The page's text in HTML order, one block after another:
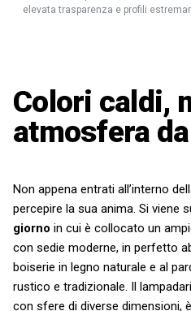
elevata trasparenza e profili
Colori caldi,
atmosfera
Non appena entrati all’interno
percepire la sua anima. Si viene
giorno in cui è collocato un
con sedie moderne, in perfetto
boiserie in legno naturale e al
rustico e tradizionale. Il
con sfere di diverse dimensioni,